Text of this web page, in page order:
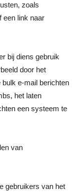
zoals
een link naar
bij diens gebruik
door het
e-mail berichten
het laten
een systeem te
van
van het